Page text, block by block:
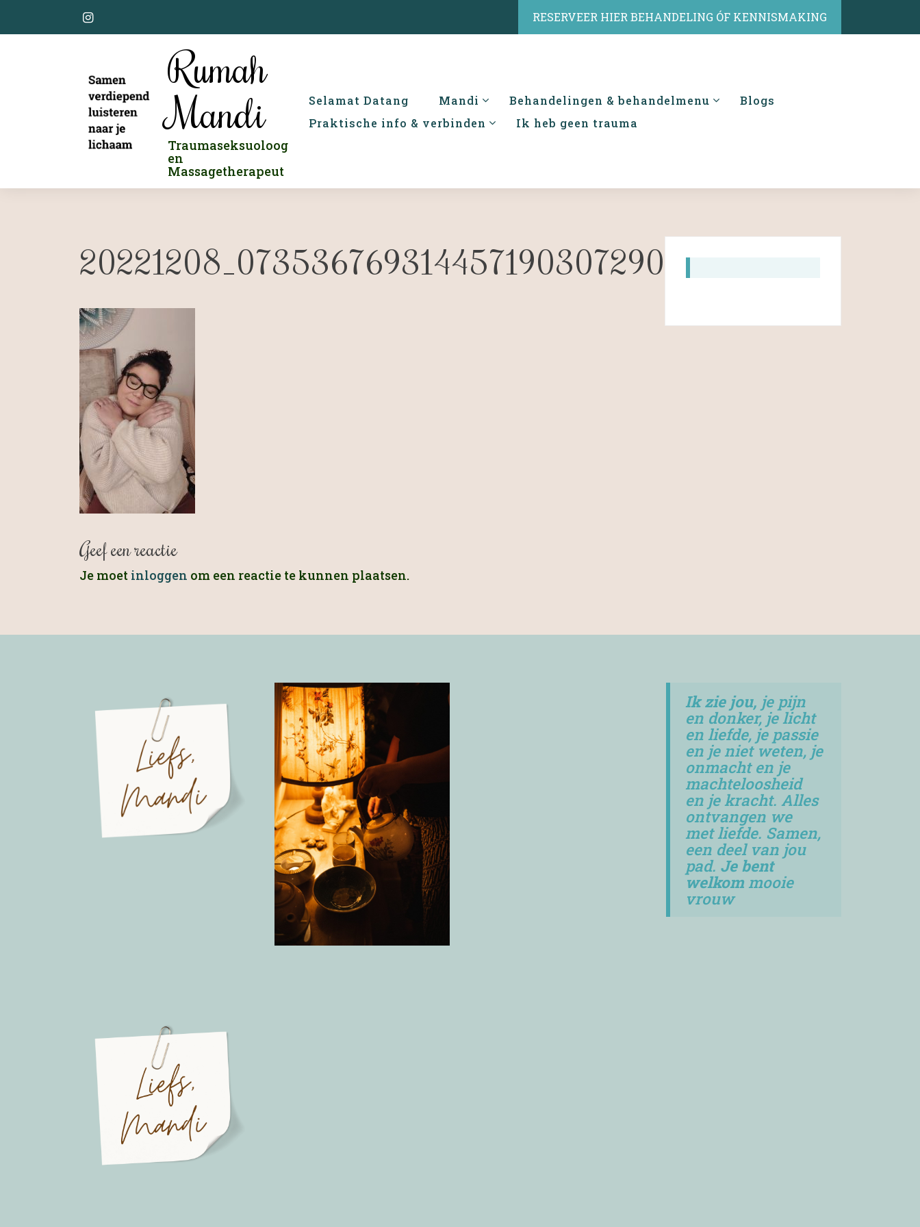
content
RESERVEER HIER BEHANDELING ÓF KENNISMAKING
Rumah
Mandi
Traumaseksuoloog
en
Massagetherapeut
Selamat Datang Mandi Behandelingen & behandelmenu
Blogs
Praktische info & verbinden
Ik heb geen trauma
20221208_0735367693144571903072907.jpg
Geef een reactie
Je moet inloggen om een reactie te kunnen plaatsen.
Ik zie jou, je pijn
en donker, je licht
en liefde, je passie
en je niet weten, je
onmacht en je
machteloosheid
en je kracht. Alles
ontvangen we
met liefde. Samen,
een deel van jou
pad. Je bent
welkom mooie
vrouw